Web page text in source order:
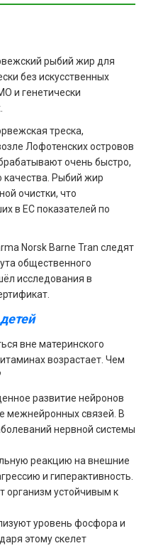
рыбий жир для
без искусственных
и генетически
треска,
Лофотенских островов
очень быстро,
Рыбий жир
очистки, что
в ЕС показателей по
Norsk Barne Tran следят
общественного
исследования в
вне материнского
возрастает. Чем
развитие нейронов
межнейронных связей. В
нервной системы
реакцию на внешние
и гиперактивность.
организм устойчивым к
уровень фосфора и
этому скелет